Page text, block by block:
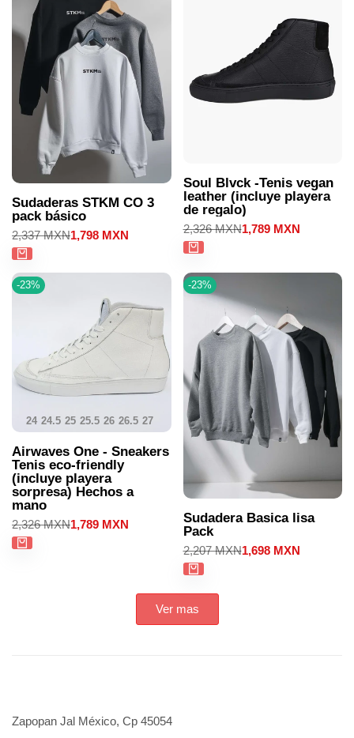
Sudaderas STKM CO 3
pack básico
Precio
regular
2,337 MXNPrecio
1,798 MXN
Soul Blvck -Tenis vegan
leather (incluye playera
de regalo)
Precio
regular
2,326 MXNPrecio
1,789 MXN
-23%
24 24.5 25 25.5 26 26.5 27
Airwaves One - Sneakers
Tenis eco-friendly
(incluye playera
sorpresa) Hechos a
mano
Precio
regular
2,326 MXNPrecio
1,789 MXN
-23%
Sudadera Basica lisa
Pack
Precio
regular
2,207 MXNPrecio
1,698 MXN
Ver mas
Zapopan Jal México, Cp 45054